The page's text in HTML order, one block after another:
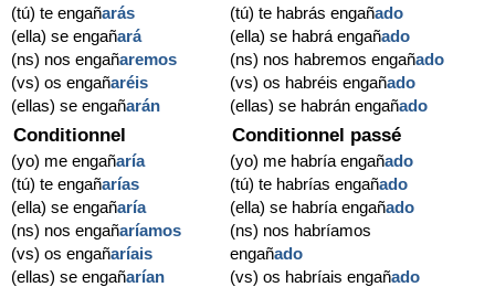
(tú) te engañarás
(ella) se engañará
(ns) nos engañaremos
(vs) os engañaréis
(ellas) se engañarán
(tú) te habrás engañado
(ella) se habrá engañado
(ns) nos habremos engañado
(vs) os habréis engañado
(ellas) se habrán engañado
Conditionnel
(yo) me engañaría
(tú) te engañarías
(ella) se engañaría
(ns) nos engañaríamos
(vs) os engañaríais
(ellas) se engañarían
Conditionnel passé
(yo) me habría engañado
(tú) te habrías engañado
(ella) se habría engañado
(ns) nos habríamos
engañado
(vs) os habríais engañado